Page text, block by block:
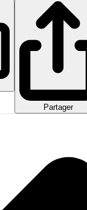
Partager